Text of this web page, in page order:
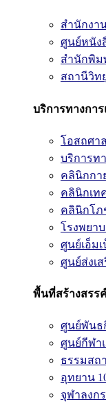
สำนักงา
ศูนย์หนัง
สำนักพิม
สถานีวิท
บริการทางกา
โอสถศา
บริการท
คลินิกกา
คลินิกเท
คลินิกโภ
โรงพยา
ศูนย์เอ็ม
ศูนย์ส่งเ
พื้นที่สร้างสรรค์
ศูนย์พันธ
ศูนย์กีฬา
ธรรมสถ
อุทยาน
จุฬาลงก